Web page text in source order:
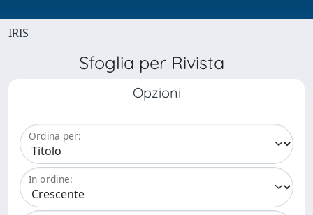
IRIS
Sfoglia per Rivista
Opzioni
Ordina per:
In ordine: